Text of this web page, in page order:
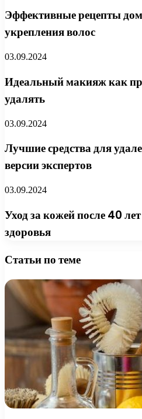
Эффективные рецепты
укрепления волос
03.09.2024
Идеальный макияж как
удалять
03.09.2024
Лучшие средства для
версии экспертов
03.09.2024
Уход за кожей после 40
здоровья
Статьи по теме